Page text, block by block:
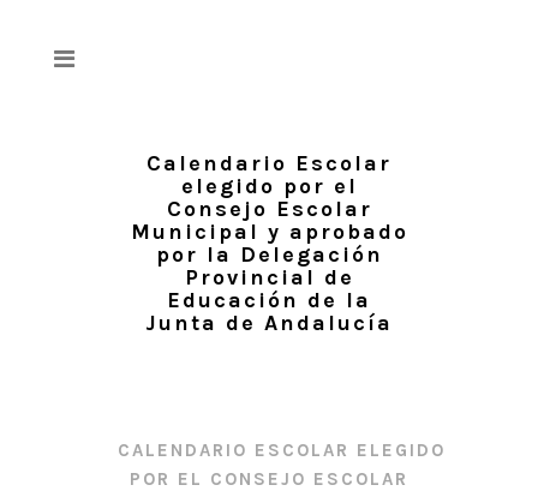
Calendario Escolar
elegido por el
Consejo Escolar
Municipal y aprobado
por la Delegación
Provincial de
Educación de la
Junta de Andalucía
CALENDARIO ESCOLAR ELEGIDO
POR EL CONSEJO ESCOLAR